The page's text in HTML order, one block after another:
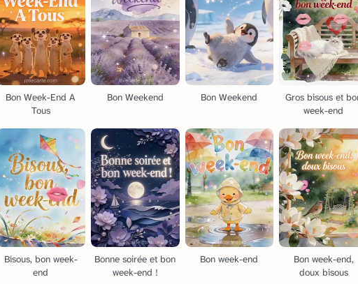
Bon Week-End A
Tous
Bon Weekend Bon Weekend
Gros bisous et
week-end
Bisous, bon week-
end
Bonne soirée et bon
week-end !
Bon week-end
Bon week-end,
doux bisous